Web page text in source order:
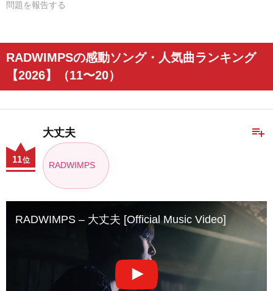
問題を報告する
RADWIMPSの感動ソング・人気曲ランキング
【2026】（11〜20）
playlist_add
大丈夫
RADWIMPS
11位
RADWIMPS – 大丈夫 [Official Music Video]